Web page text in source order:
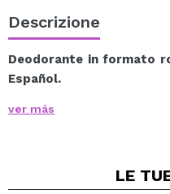
Descrizione
Deodorante in formato
Español.
Idrata e nutre grazie al
È un deodorante
Adatto a tutti i tipi di pelle.
ver más
LE